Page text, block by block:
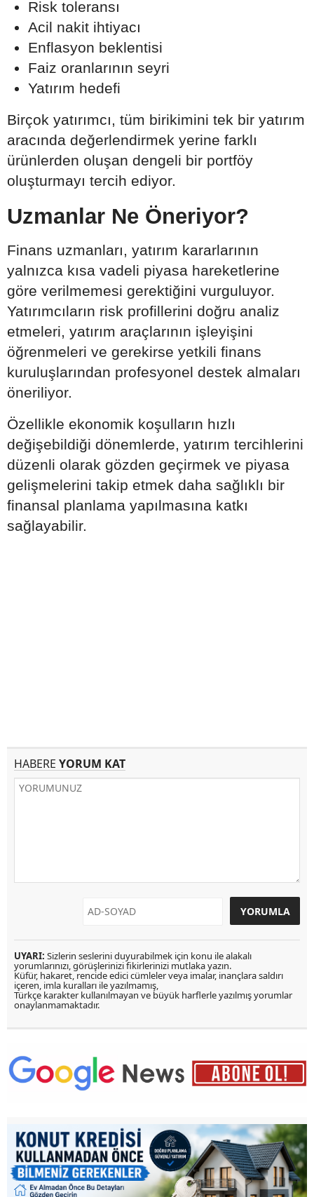
Risk toleransı
Acil nakit ihtiyacı
Enflasyon beklentisi
Faiz oranlarının seyri
Yatırım hedefi
Birçok yatırımcı, tüm birikimini tek bir yatırım
aracında değerlendirmek yerine farklı
ürünlerden oluşan dengeli bir portföy
oluşturmayı tercih ediyor.
Uzmanlar Ne Öneriyor?
Finans uzmanları, yatırım kararlarının
yalnızca kısa vadeli piyasa hareketlerine
göre verilmemesi gerektiğini vurguluyor.
Yatırımcıların risk profillerini doğru analiz
etmeleri, yatırım araçlarının işleyişini
öğrenmeleri ve gerekirse yetkili finans
kuruluşlarından profesyonel destek almaları
öneriliyor.
Özellikle ekonomik koşulların hızlı
değişebildiği dönemlerde, yatırım tercihlerini
düzenli olarak gözden geçirmek ve piyasa
gelişmelerini takip etmek daha sağlıklı bir
finansal planlama yapılmasına katkı
sağlayabilir.
HABERE YORUM KAT
UYARI: Sizlerin seslerini duyurabilmek için konu ile alakalı
yorumlarınızı, görüşlerinizi fikirlerinizi mutlaka yazın.
Küfür, hakaret, rencide edici cümleler veya imalar, inançlara saldırı
içeren, imla kuralları ile yazılmamış,
Türkçe karakter kullanılmayan ve büyük harflerle yazılmış yorumlar
onaylanmamaktadır.